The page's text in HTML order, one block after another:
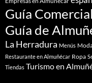
Guía
Guía de
La Herradura Menús
Restaurante en Almuñécar Ropa
Tiendas Turismo en